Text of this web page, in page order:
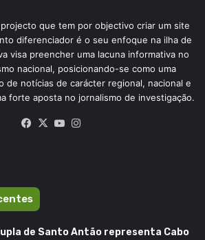
projecto que tem por objectivo criar um site
diferenciador é o seu enfoque na ilha de
visa preencher uma lacuna informativa no
nacional, posicionando-se como uma
de notícias de carácter regional, nacional e
forte aposta no jornalismo de investigação.
Facebook
X YouTube
de Santo Antão representa Cabo